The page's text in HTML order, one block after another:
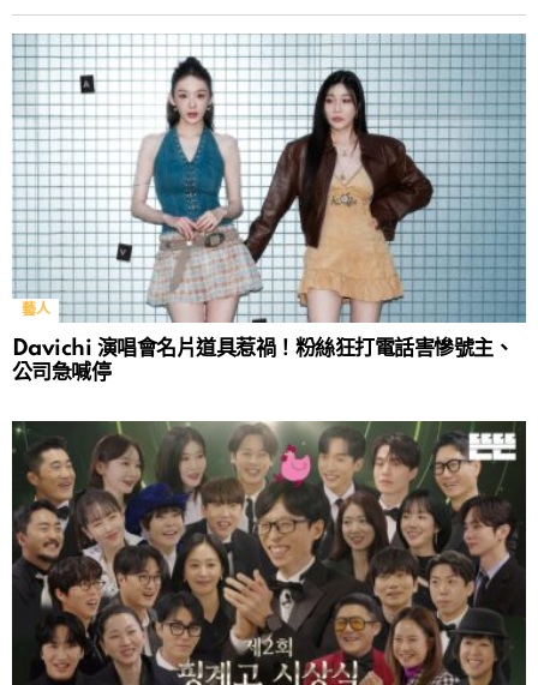
藝人
Davichi 演唱會名片道具惹禍！粉絲狂打電話害慘號主、
公司急喊停